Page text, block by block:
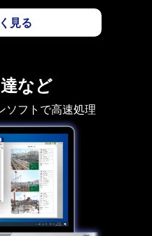
見る
など
ソフトで高速処理